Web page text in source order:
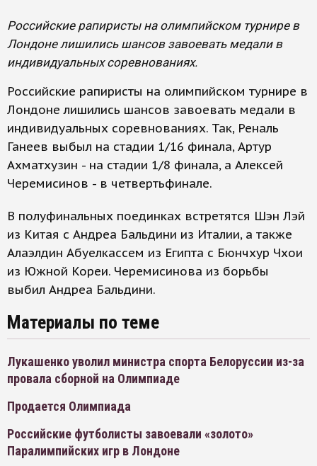
Российские рапиристы на олимпийском турнире в
Лондоне лишились шансов завоевать медали в
индивидуальных соревнованиях.
Российские рапиристы на олимпийском турнире в
Лондоне лишились шансов завоевать медали в
индивидуальных соревнованиях. Так, Реналь
Ганеев выбыл на стадии 1/16 финала, Артур
Ахматхузин - на стадии 1/8 финала, а Алексей
Черемисинов - в четвертьфинале.
В полуфинальных поединках встретятся Шэн Лэй
из Китая с Андреа Бальдини из Италии, а также
Алаэлдин Абуелкассем из Египта с Бюнчхур Чхои
из Южной Кореи. Черемисинова из борьбы
выбил Андреа Бальдини.
Материалы по теме
Лукашенко уволил министра спорта Белоруссии из-за
провала сборной на Олимпиаде
Продается Олимпиада
Российские футболисты завоевали «золото»
Паралимпийских игр в Лондоне